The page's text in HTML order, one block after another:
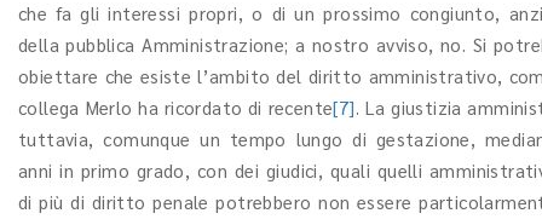
che fa gli interessi propri, o di un prossimo congiunto,
della pubblica Amministrazione; a nostro avviso, no. Si
obiettare che esiste l’ambito del diritto amministrativo,
collega Merlo ha ricordato di recente[7]. La giustizia
tuttavia, comunque un tempo lungo di gestazione,
anni in primo grado, con dei giudici, quali quelli
di più di diritto penale potrebbero non essere